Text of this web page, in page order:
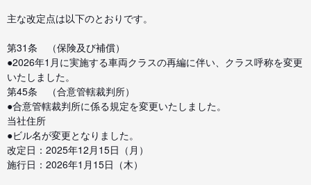
主な改定点は以下のとおりです。
第31条 （保険及び補償）
●2026年1月に実施する車両クラスの再編に伴い、クラス呼称を変更
いたしました。
第45条 （合意管轄裁判所）
●合意管轄裁判所に係る規定を変更いたしました。
当社住所
●ビル名が変更となりました。
改定日：2025年12月15日（月）
施行日：2026年1月15日（木）